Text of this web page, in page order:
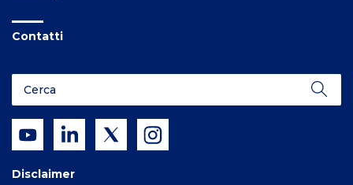
Contatti
Disclaimer